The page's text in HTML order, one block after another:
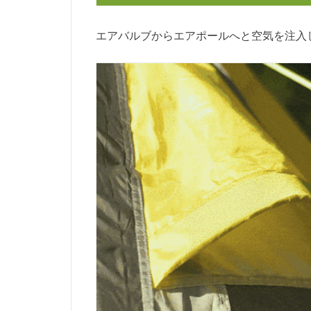
エアバルブからエアポールへと空気を注入